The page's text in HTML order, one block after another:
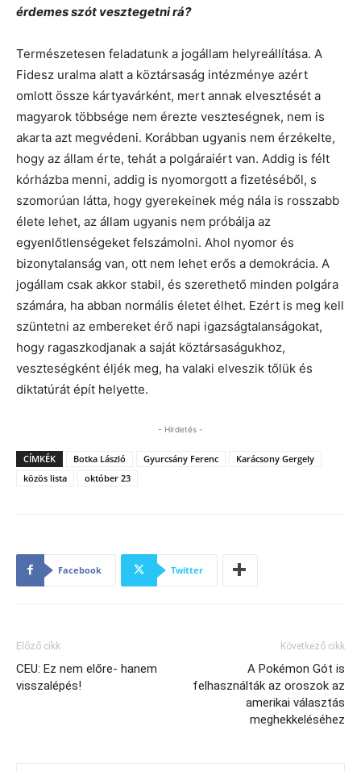
érdemes szót vesztegetni rá?
Természetesen feladatunk a jogállam helyreállítása. A
Fidesz uralma alatt a köztársaság intézménye azért
omlott össze kártyavárként, mert annak elvesztését a
magyarok többsége nem érezte veszteségnek, nem is
akarta azt megvédeni. Korábban ugyanis nem érzékelte,
hogy az állam érte, tehát a polgáraiért van. Addig is félt
kórházba menni, addig is nyomorgott a fizetéséből, s
szomorúan látta, hogy gyerekeinek még nála is rosszabb
élete lehet, az állam ugyanis nem próbálja az
egyenlőtlenségeket felszámolni. Ahol nyomor és
bizonytalanság van, ott nem lehet erős a demokrácia. A
jogállam csak akkor stabil, és szerethető minden polgára
számára, ha abban normális életet élhet. Ezért is meg kell
szüntetni az embereket érő napi igazságtalanságokat,
hogy ragaszkodjanak a saját köztársaságukhoz,
veszteségként éljék meg, ha valaki elveszik tőlük és
diktatúrát épít helyette.
- Hirdetés -
CÍMKÉK Botka László Gyurcsány Ferenc
Karácsony Gergely
közös lista
október 23
Facebook Twitter
Előző cikk
CEU: Ez nem előre- hanem
visszalépés!
Következő cikk
A Pokémon Gót is
felhasználták az oroszok az
amerikai választás
meghekkeléséhez